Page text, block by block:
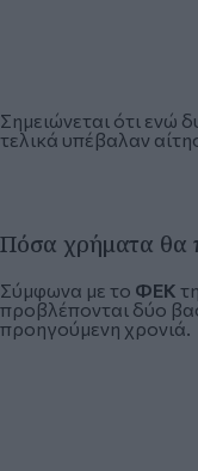
Σημειώνεται ότι ενώ
τελικά υπέβαλαν
Πόσα χρήματα θα
Σύμφωνα με το ΦΕΚ
προβλέπονται δύο
προηγούμενη χρονιά.